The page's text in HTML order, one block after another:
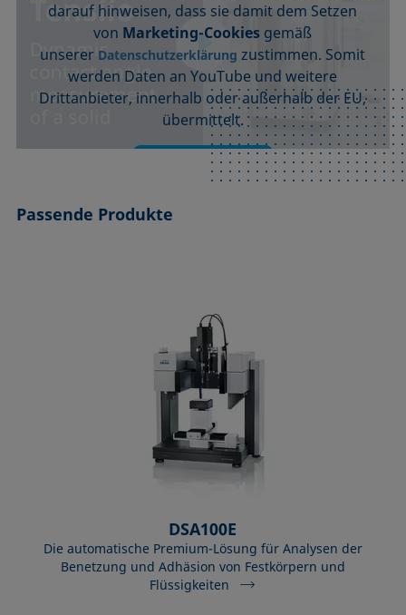
darauf hinweisen, dass sie damit dem Setzen
von Marketing-Cookies gemäß
unserer Datenschutzerklärung zustimmen. Somit
werden Daten an YouTube und weitere
Drittanbieter, innerhalb oder außerhalb der EU,
übermittelt.
Akzeptieren
Passende Produkte
DSA100E
Die automatische Premium-Lösung für Analysen der
Benetzung und Adhäsion von Festkörpern und
Flüssigkeiten